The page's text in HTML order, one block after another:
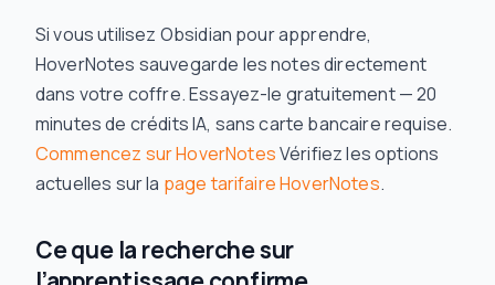
Si vous utilisez Obsidian pour apprendre,
HoverNotes sauvegarde les notes directement
dans votre coffre. Essayez-le gratuitement — 20
minutes de crédits IA, sans carte bancaire requise.
Commencez sur HoverNotesVérifiez les options
actuelles sur la page tarifaire HoverNotes.
Ce que la recherche sur